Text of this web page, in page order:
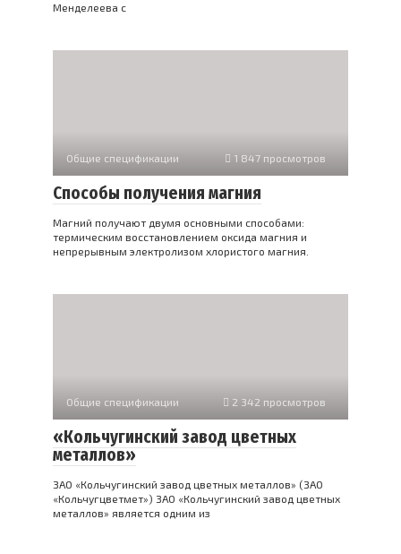
Менделеева с
Общие спецификации 1 847 просмотров
Способы получения магния
Магний получают двумя основными способами:
термическим восстановлением оксида магния и
непрерывным электролизом хлористого магния.
Общие спецификации 2 342 просмотров
«Кольчугинский завод цветных
металлов»
ЗАО «Кольчугинский завод цветных металлов» (ЗАО
«Кольчугцветмет») ЗАО «Кольчугинский завод цветных
металлов» является одним из